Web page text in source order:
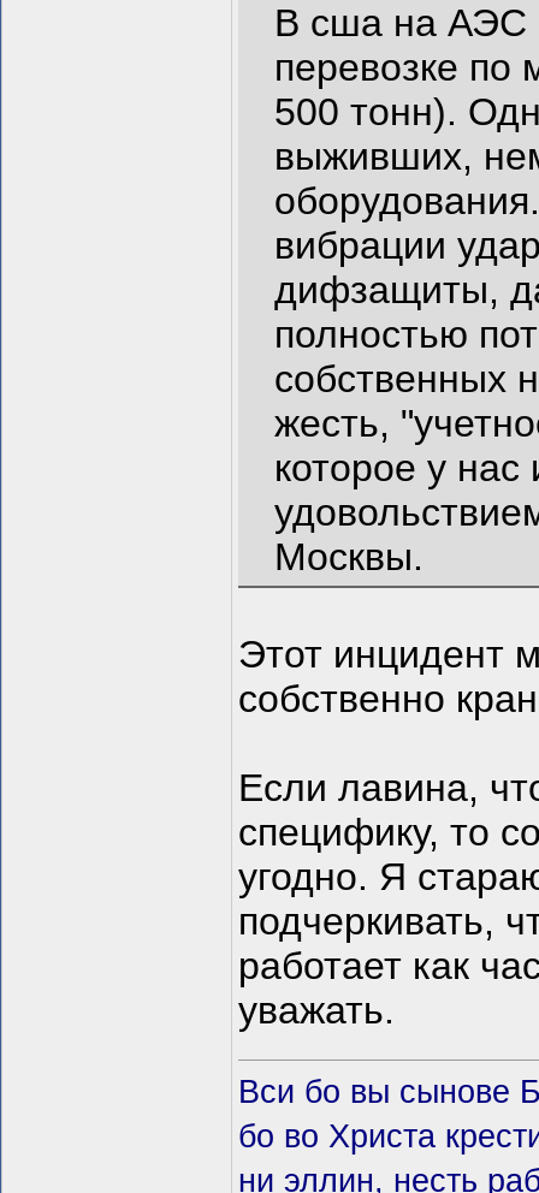
В сша на АЭС
перевозке по
500 тонн).
выживших,
вибрации
дифзащиты,
полностью
собственных
жесть,
которое у
Москвы.
Этот инцидент
собственно
Если лавина,
специфику, то
угодно. Я
подчеркивать,
работает как
уважать.
Вси бо вы сынове
бо во Христа
ни эллин, несть